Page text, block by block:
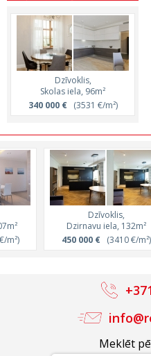
Dzīvoklis,
Skolas iela, 96m²
340 000 €(3531 €/m²)
m²)
Dzīvoklis,
Dzirnavu iela, 132m²
450 000 €(3410 €/m²)
Meklēt